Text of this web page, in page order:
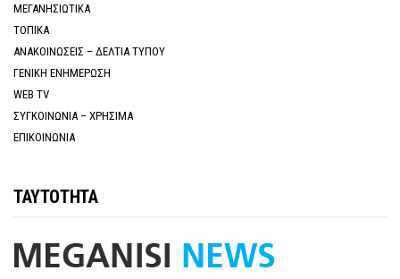
ΜΕΓΑΝΗΣΙΩΤΙΚΑ
ΤΟΠΙΚΑ
ΑΝΑΚΟΙΝΩΣΕΙΣ – ΔΕΛΤΙΑ ΤΥΠΟΥ
ΓΕΝΙΚΗ ΕΝΗΜΕΡΩΣΗ
WEB TV
ΣΥΓΚΟΙΝΩΝΙΑ – ΧΡΗΣΙΜΑ
ΕΠΙΚΟΙΝΩΝΙΑ
ΤΑΥΤΟΤΗΤΑ